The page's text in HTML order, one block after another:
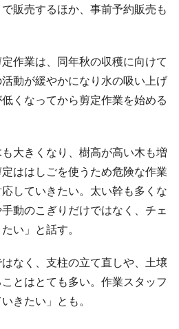
販売するほか、事前予約販売も
作業は、同年秋の収穫に向けて
動が緩やかになり水の吸い上げ
くなってから剪定作業を始める
大きくなり、樹高が高い木も増
ははしごを使うため危険な作業
していきたい。太い幹も多くな
動のこぎりだけではなく、チェ
い」と話す。
なく、支柱の立て直しや、土壌
とはとても多い。作業スタッフ
きたい」とも。